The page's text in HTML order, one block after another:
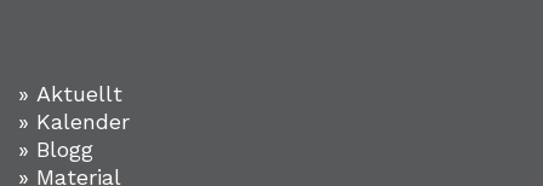
» Aktuellt
» Kalender
» Blogg
» Material